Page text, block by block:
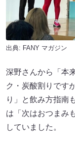
出典: FANY マガジン
深野さんから「本
ク・炭酸割りです
り」と飲み方指南
は「次はおつまみ
していました。